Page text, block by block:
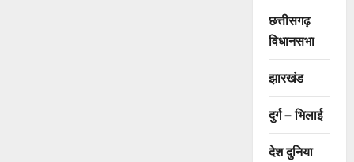
छत्तीसगढ़
विधानसभा
झारखंड
दुर्ग – भिलाई
देश दुनिया